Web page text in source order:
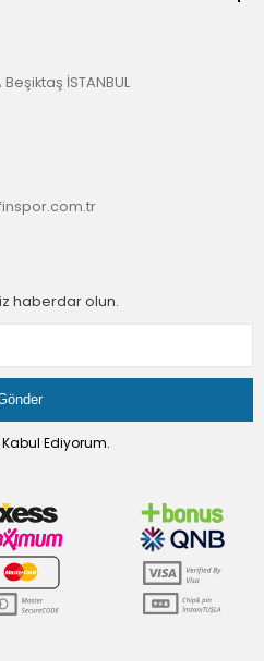
İSTANBUL
haberdar olun.
Ediyorum.